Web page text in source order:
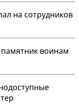
на сотрудников
воинам